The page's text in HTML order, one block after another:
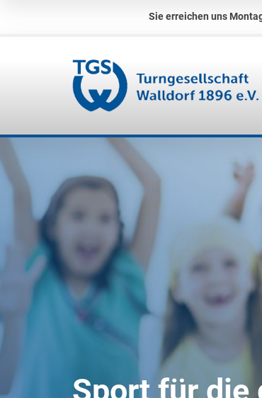
Sie erreichen uns